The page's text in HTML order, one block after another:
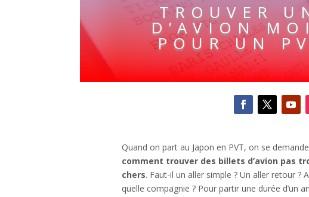
TROUVER
D’AVION
POUR UN
Quand on part au Japon en PVT, on se demande
comment trouver des billets d’avion pas
chers. Faut-il un aller simple ? Un aller retour ?
quelle compagnie ? Pour partir une durée d’un